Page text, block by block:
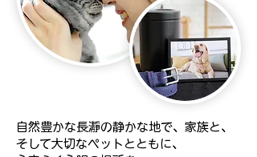
自然豊かな長瀞の静かな地で、家族と、
そして大切なペットとともに、